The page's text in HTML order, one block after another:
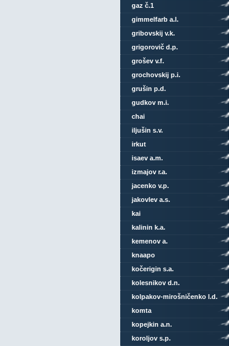
gaz č.1
gimmelfarb a.l.
gribovskij v.k.
grigorovič d.p.
grošev v.f.
grochovskij p.i.
grušin p.d.
gudkov m.i.
chai
iljušin s.v.
irkut
isaev a.m.
izmajov r.a.
jacenko v.p.
jakovlev a.s.
kai
kalinin k.a.
kemenov a.
knaapo
kočerigin s.a.
kolesnikov d.n.
kolpakov-mirošničenko l.d.
komta
kopejkin a.n.
koroljov s.p.